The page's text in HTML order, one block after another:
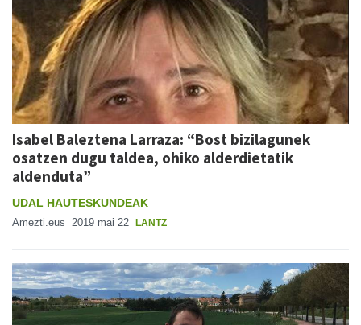
Isabel Baleztena Larraza: “Bost bizilagunek
osatzen dugu taldea, ohiko alderdietatik
aldenduta”
UDAL HAUTESKUNDEAK
Amezti.eus 2019 mai 22 LANTZ